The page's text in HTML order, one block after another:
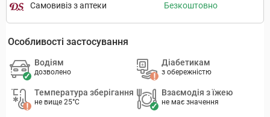
Самовивіз з аптеки Безкоштовно
Особливості застосування
Водіям
дозволено
Діабетикам
з обережністю
Температура зберігання
не вище 25°C
Взаємодія з їжею
не має значення